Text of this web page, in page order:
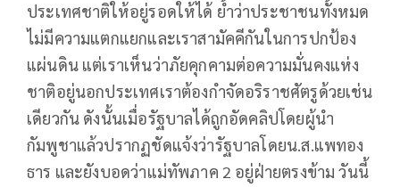
ประเทศชาติให้อยู่รอดให้ได้ ย้ำว่าประชาชนทั้งหมด
ไม่มีความแตกแยกและเราสามัคคีกันในการปกป้อง
แผ่นดิน แต่เราเห็นว่าภัยคุกคามต่อความมั่นคงแห่ง
ชาติอยู่นอกประเทศเราต้องกำจัดอริราชศัตรูด้วยเช่น
เดียวกัน ดังนั้นเมื่อรัฐบาลได้ถูกอัดคลิปโดยผู้นำ
กัมพูชาแล้วปรากฏชัดแจ้งว่ารัฐบาลโดยน.ส.แพทอง
ธาร และยังบอดว่าแม่ทัพภาค 2 อยู่ฝ่ายตรงข้าม วันนี้